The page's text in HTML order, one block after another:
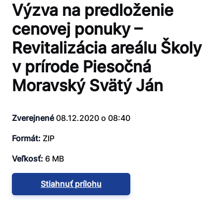
Výzva na predloženie
cenovej ponuky –
Revitalizácia areálu Školy
v prírode Piesočná
Moravský Svätý Ján
Zverejnené08.12.2020 o 08:40
Formát: ZIP
Veľkosť: 6 MB
Stiahnuť prílohu